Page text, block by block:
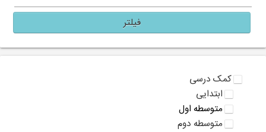
فیلتر
کمک درسی
ابتدایی
متوسطه اول
متوسطه دوم